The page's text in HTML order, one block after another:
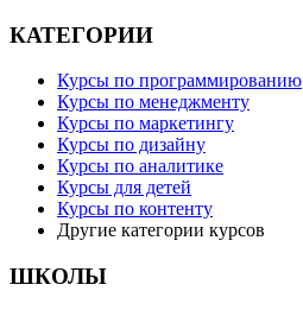
КАТЕГОРИИ
Курсы по программированию
Курсы по менеджменту
Курсы по маркетингу
Курсы по дизайну
Курсы по аналитике
Курсы для детей
Курсы по контенту
Другие категории курсов
ШКОЛЫ